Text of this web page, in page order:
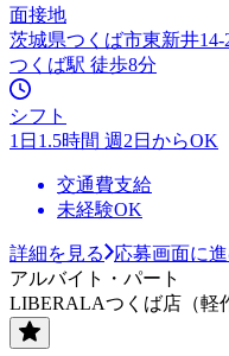
面接地
茨城県つくば市東新井14-
つくば駅 徒歩8分
シフト
1日1.5時間 週2日からOK
交通費支給
未経験OK
詳細を見る
応募画面に
アルバイト・パート
LIBERALAつくば店（軽